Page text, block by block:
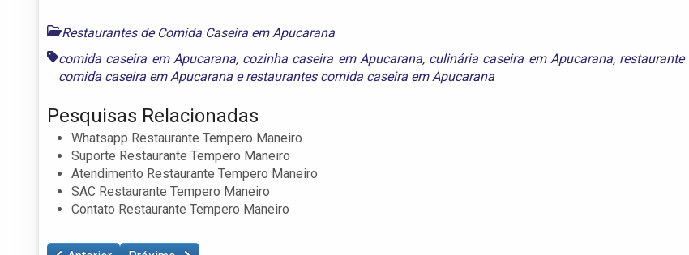
Restaurantes de Comida Caseira em Apucarana
comida caseira em Apucarana, cozinha caseira em Apucarana, culinária caseira em Apucarana, restaurante
comida caseira em Apucarana erestaurantes comida caseira em Apucarana
Pesquisas Relacionadas
Whatsapp Restaurante Tempero Maneiro
Suporte Restaurante Tempero Maneiro
Atendimento Restaurante Tempero Maneiro
SAC Restaurante Tempero Maneiro
Contato Restaurante Tempero Maneiro